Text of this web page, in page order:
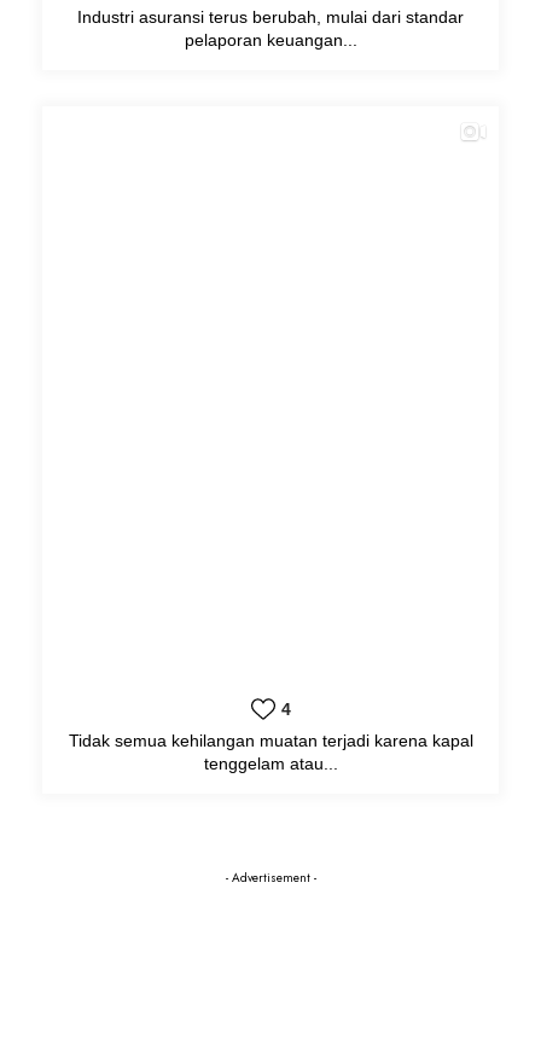
Industri asuransi terus berubah, mulai dari standar
pelaporan keuangan...
4
Tidak semua kehilangan muatan terjadi karena kapal
tenggelam atau...
- Advertisement -